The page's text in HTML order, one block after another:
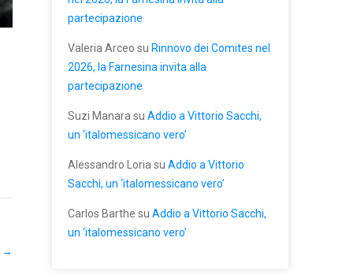
→
partecipazione
Valeria Arceo su Rinnovo dei Comites nel
2026, la Farnesina invita alla
partecipazione
Suzi Manara su Addio a Vittorio Sacchi,
un ‘italomessicano vero’
Alessandro Loria su Addio a Vittorio
Sacchi, un ‘italomessicano vero’
Carlos Barthe su Addio a Vittorio Sacchi,
un ‘italomessicano vero’